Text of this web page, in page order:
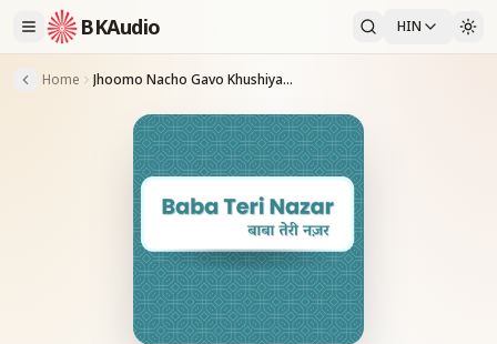
BKAudio HIN
Home Jhoomo Nacho Gavo Khushiya Mauj